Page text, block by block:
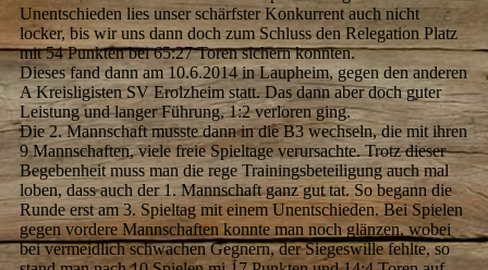
Unentschieden lies unser schärfster Konkurrent auch nicht
locker, bis wir uns dann doch zum Schluss den Relegation Platz
mit 54 Punkten bei 65:27 Toren sichern konnten.
Dieses fand dann am 10.6.2014 in Laupheim, gegen den anderen
A Kreisligisten SV Erolzheim statt. Das dann aber doch guter
Leistung und langer Führung, 1:2 verloren ging.
Die 2. Mannschaft musste dann in die B3 wechseln, die mit ihren
9 Mannschaften, viele freie Spieltage verursachte. Trotz dieser
Begebenheit muss man die rege Trainingsbeteiligung auch mal
loben, dass auch der 1. Mannschaft ganz gut tat. So begann die
Runde erst am 3. Spieltag mit einem Unentschieden. Bei Spielen
gegen vordere Mannschaften konnte man noch glänzen, wobei
bei vermeidlich schwachen Gegnern, der Siegeswille fehlte, so